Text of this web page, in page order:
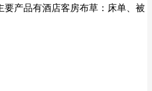
产品有酒店客房布草：床单、被